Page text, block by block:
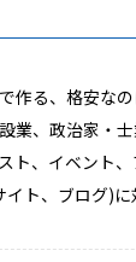
作る、格安な
業、政治家・
ト、イベント
イト、ブログ)